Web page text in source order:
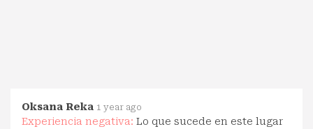
Oksana Reka 1 year ago
Experiencia negativa: Lo que sucede en este lugar